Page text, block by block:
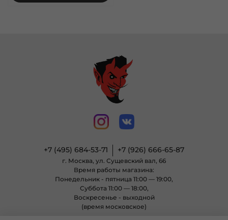
+7 (495) 684-53-71 +7 (926) 666-65-87
г. Москва, ул. Сущевский вал, 66
Время работы магазина:
Понедельник - пятница 11:00 — 19:00,
Суббота 11:00 — 18:00,
Воскресенье - выходной
(время московское)